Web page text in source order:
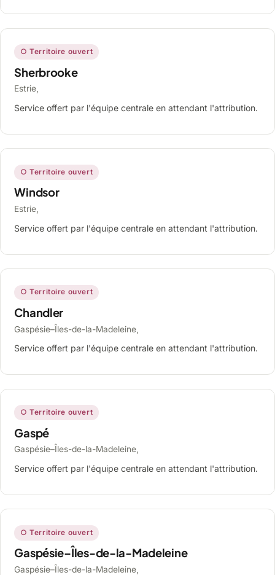
○ Territoire ouvert
Sherbrooke
Estrie,
Service offert par l'équipe centrale en attendant l'attribution.
○ Territoire ouvert
Windsor
Estrie,
Service offert par l'équipe centrale en attendant l'attribution.
○ Territoire ouvert
Chandler
Gaspésie–Îles-de-la-Madeleine,
Service offert par l'équipe centrale en attendant l'attribution.
○ Territoire ouvert
Gaspé
Gaspésie–Îles-de-la-Madeleine,
Service offert par l'équipe centrale en attendant l'attribution.
○ Territoire ouvert
Gaspésie–Îles-de-la-Madeleine
Gaspésie–Îles-de-la-Madeleine,